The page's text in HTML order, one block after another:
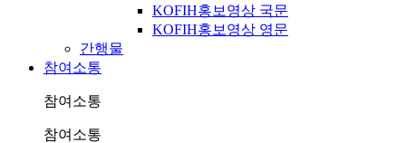
KOFIH홍보영상 국문
KOFIH홍보영상 영문
간행물
참여소통
참여소통
참여소통